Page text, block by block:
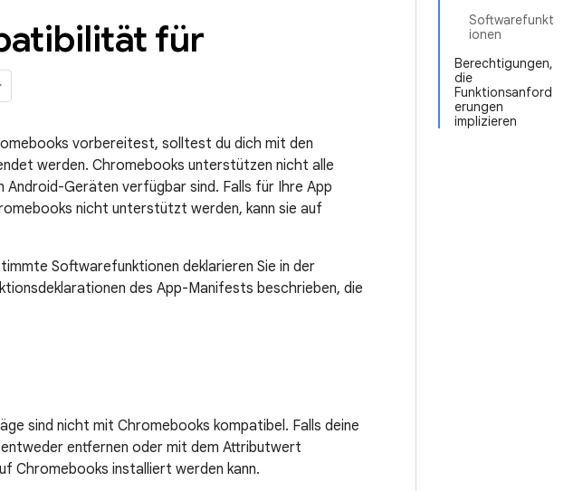
Softwarefunkt
ionen
Berechtigungen,
die
Funktionsanford
erungen
implizieren
für
vorbereitest, solltest du dich mit den
werden. Chromebooks unterstützen nicht alle
Geräten verfügbar sind. Falls für Ihre App
nicht unterstützt werden, kann sie auf
Softwarefunktionen deklarieren Sie in der
des App-Manifests beschrieben, die
sind nicht mit Chromebooks kompatibel. Falls deine
entfernen oder mit dem Attributwert
Chromebooks installiert werden kann.